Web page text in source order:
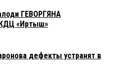
ГЕВОРГЯНА
«Иртыш»
дефекты устранят в